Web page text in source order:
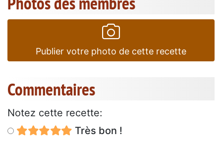
Publier votre photo de cette recette
Commentaires
Notez cette recette:
Très bon !